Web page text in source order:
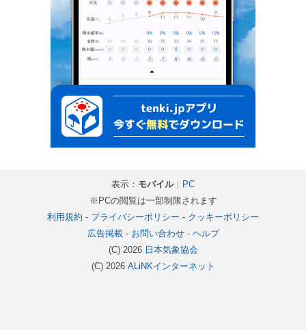
表示： モバイル｜
PC
※PCの閲覧は一部制限されます
利用規約 - プライバシーポリシー - クッキーポリシー
広告掲載- お問い合わせ- ヘルプ
(C) 2026 日本気象協会
(C) 2026 ALiNKインターネット